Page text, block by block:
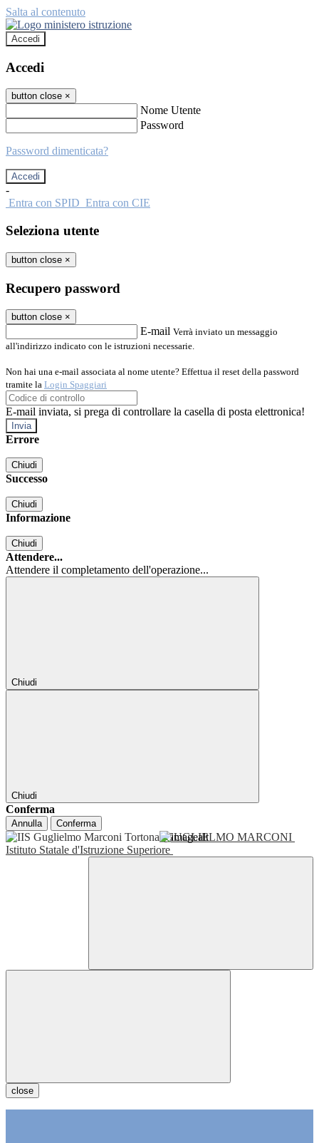
Salta al contenuto
Accedi
Accedi
button close ×
Nome Utente
Password
Password dimenticata?
-
Entra con SPID Entra con CIE
Seleziona utente
button close ×
Recupero password
button close ×
E-mail Verrà inviato un messaggio
all'indirizzo indicato con le istruzioni necessarie.
Non hai una e-mail associata al nome utente? Effettua il reset della password
tramite la Login Spaggiari
E-mail inviata, si prega di controllare la casella di posta elettronica!
Errore
Chiudi
Successo
Chiudi
Informazione
Chiudi
Attendere...
Attendere il completamento dell'operazione...
Chiudi
Chiudi
Conferma
Annulla Conferma
GUGLIELMO MARCONI
Istituto Statale d'Istruzione Superiore
close